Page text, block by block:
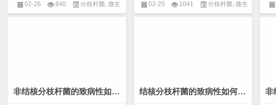
02-26 840 分枝杆菌, 微生 02-25 1041 分枝杆菌,微生
非结核分枝杆菌的致病性如何？(微生物 分枝杆菌) 结核分枝杆菌的致病性如何？(微生物 分枝杆菌)